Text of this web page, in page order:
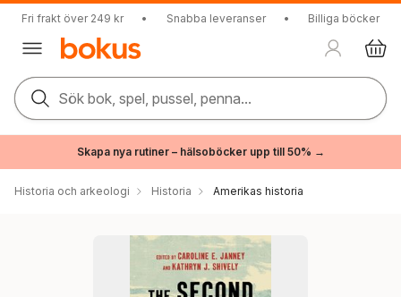
Fri frakt över 249 kr • Snabba leveranser • Billiga böcker
Sök bok, spel, pussel, penna...
Skapa nya rutiner – hälsoböcker upp till 50% →
Historia och arkeologi Historia Amerikas historia